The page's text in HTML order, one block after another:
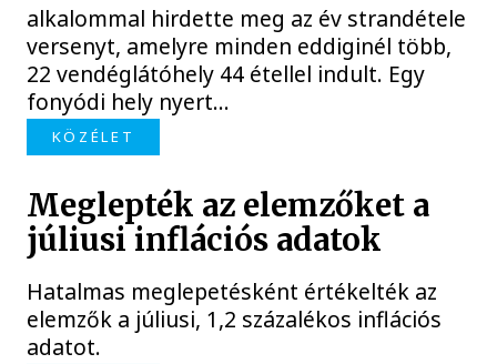
alkalommal hirdette meg az év strandétele
versenyt, amelyre minden eddiginél több,
22 vendéglátóhely 44 étellel indult. Egy
fonyódi hely nyert...
KÖZÉLET
Meglepték az elemzőket a
júliusi inflációs adatok
Hatalmas meglepetésként értékelték az
elemzők a júliusi, 1,2 százalékos inflációs
adatot.